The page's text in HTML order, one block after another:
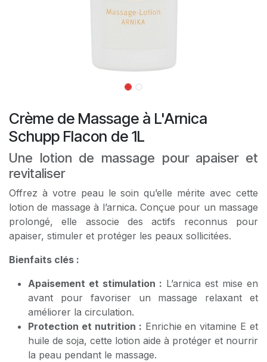
Crème de Massage à L'Arnica
Schupp Flacon de 1L
Une lotion de massage pour apaiser et
revitaliser
Offrez à votre peau le soin qu’elle mérite avec cette
lotion de massage à l’arnica. Conçue pour un massage
prolongé, elle associe des actifs reconnus pour
apaiser, stimuler et protéger les peaux sollicitées.
Bienfaits clés :
Apaisement et stimulation : L’arnica est mise en
avant pour favoriser un massage relaxant et
améliorer la circulation.
Protection et nutrition : Enrichie en vitamine E et
huile de soja, cette lotion aide à protéger et nourrir
la peau pendant le massage.